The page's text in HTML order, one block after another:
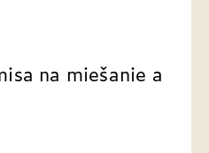
na miešanie a